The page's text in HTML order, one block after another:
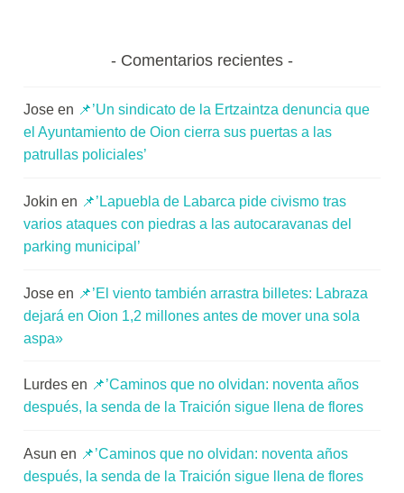
Comentarios recientes
Jose en 📌’Un sindicato de la Ertzaintza denuncia que
el Ayuntamiento de Oion cierra sus puertas a las
patrullas policiales’
Jokin en 📌’Lapuebla de Labarca pide civismo tras
varios ataques con piedras a las autocaravanas del
parking municipal’
Jose en 📌’El viento también arrastra billetes: Labraza
dejará en Oion 1,2 millones antes de mover una sola
aspa»
Lurdes en 📌’Caminos que no olvidan: noventa años
después, la senda de la Traición sigue llena de flores
Asun en 📌’Caminos que no olvidan: noventa años
después, la senda de la Traición sigue llena de flores